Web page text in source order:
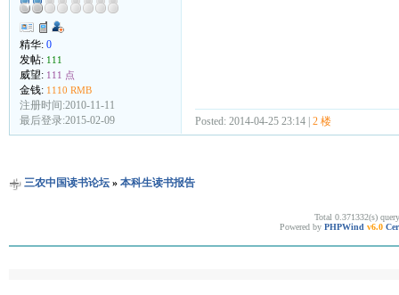
精华: 0
发帖: 111
威望: 111 点
金钱: 1110 RMB
注册时间:2010-11-11
最后登录:2015-02-09
Posted: 2014-04-25 23:14 | 2 楼
三农中国读书论坛» 本科生读书报告
Total 0.371332(s)
Powered by PHPWind v6.0